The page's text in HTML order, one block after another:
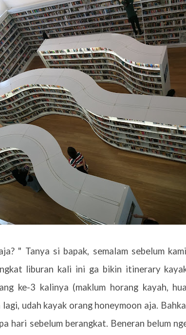
" Tanya si bapak, semalam sebelum
liburan kali ini ga bikin itinerary
ke-3 kalinya (maklum horang kayah,
lagi, udah kayak orang honeymoon aja.
hari sebelum berangkat. Beneran belum